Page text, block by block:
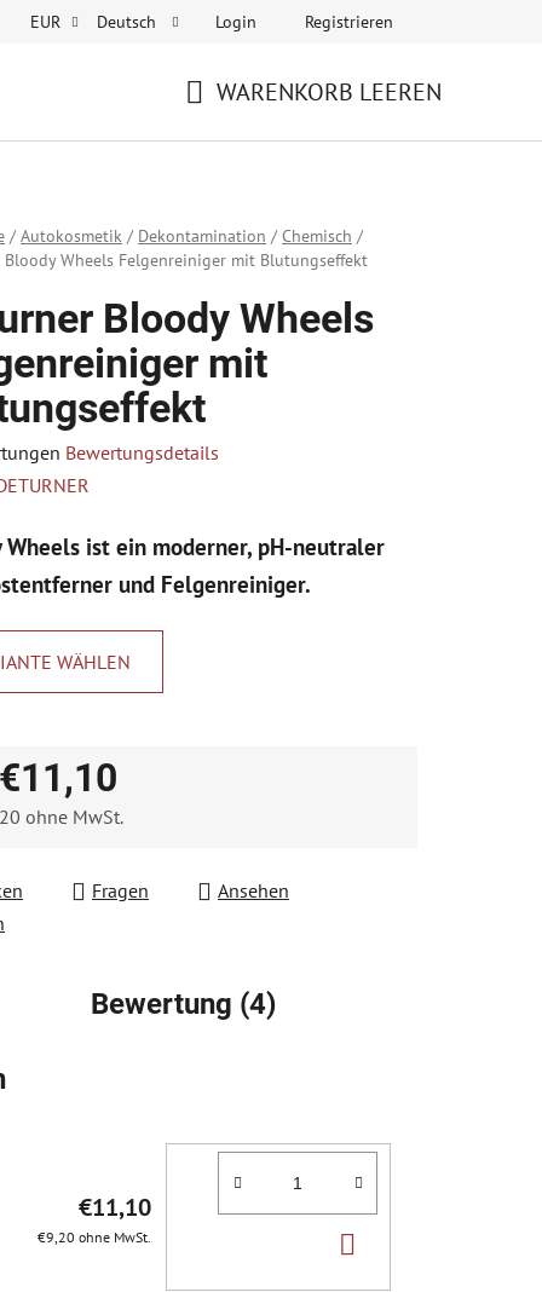
EUR Deutsch Login Registrieren
WARENKORB LEEREN
/ Autokosmetik / Dekontamination / Chemisch /
Bloody Wheels Felgenreiniger mit Blutungseffekt
Bloody Wheels
mit
Bewertungsdetails
Wheels ist ein moderner, pH-neutraler
und Felgenreiniger.
WÄHLEN
€11,10
ohne MwSt.
Fragen
Ansehen
Bewertung (4)
€11,10
€9,20 ohne MwSt.